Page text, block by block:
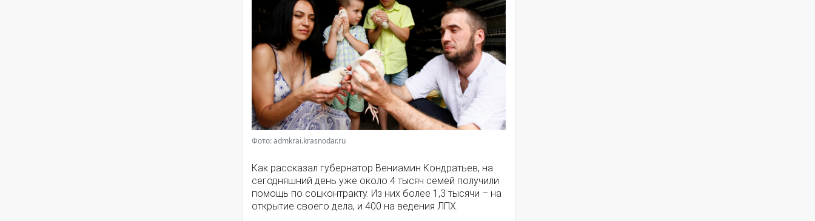
Фото: admkrai.krasnodar.ru
Как рассказал губернатор Вениамин Кондратьев, на
сегодняшний день уже около 4 тысяч семей получили
помощь по соцконтракту. Из них более 1,3 тысячи – на
открытие своего дела, и 400 на ведения ЛПХ.